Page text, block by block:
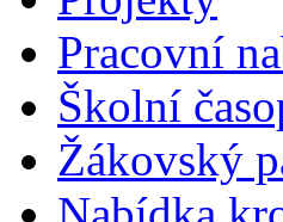
Pracovní
Školní
Žákovský